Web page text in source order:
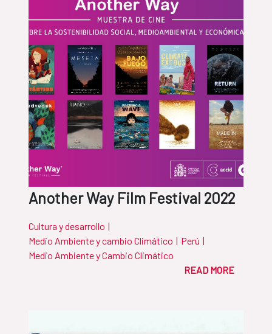
Another Way Film Festival 2022
Cultura y desarrollo |
Medio Ambiente y cambio Climático | Perú |
Medio Ambiente y Cambio Climático
READ MORE